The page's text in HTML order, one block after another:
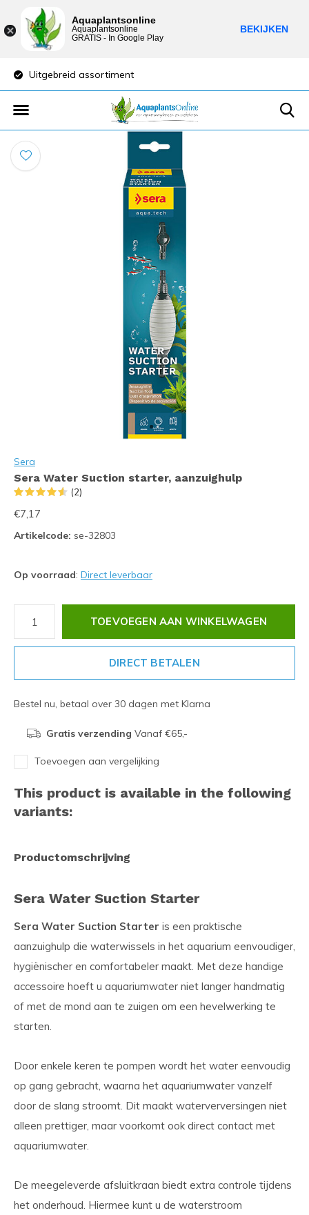
Uitgebreid assortiment
Sera
Sera Water Suction starter, aanzuighulp
(2)
€7,17
Artikelcode: se-32803
Op voorraad: Direct leverbaar
TOEVOEGEN AAN WINKELWAGEN
DIRECT BETALEN
Bestel nu, betaal over 30 dagen met Klarna
Gratis verzending Vanaf €65,-
Toevoegen aan vergelijking
This product is available in the following
variants:
Productomschrijving
Sera Water Suction Starter
Sera Water Suction Starter is een praktische
aanzuighulp die waterwissels in het aquarium eenvoudiger,
hygiënischer en comfortabeler maakt. Met deze handige
accessoire hoeft u aquariumwater niet langer handmatig
of met de mond aan te zuigen om een hevelwerking te
starten.
Door enkele keren te pompen wordt het water eenvoudig
op gang gebracht, waarna het aquariumwater vanzelf
door de slang stroomt. Dit maakt waterverversingen niet
alleen prettiger, maar voorkomt ook direct contact met
aquariumwater.
De meegeleverde afsluitkraan biedt extra controle tijdens
het onderhoud. Hiermee kunt u de waterstroom
Aquaplantsonline
Aquaplantsonline
GRATIS - In Google Play
BEKIJKEN